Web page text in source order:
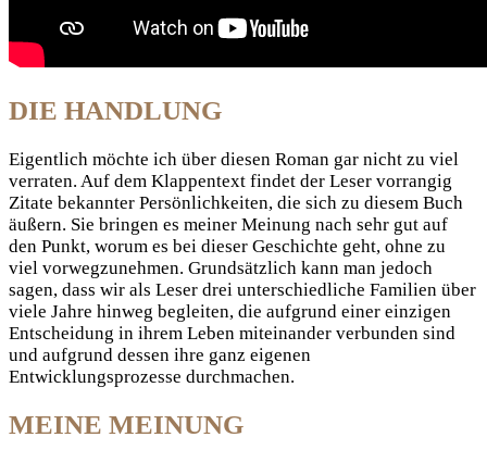
DIE HANDLUNG
Eigentlich möchte ich über diesen Roman gar nicht zu viel
verraten. Auf dem Klappentext findet der Leser vorrangig
Zitate bekannter Persönlichkeiten, die sich zu diesem Buch
äußern. Sie bringen es meiner Meinung nach sehr gut auf
den Punkt, worum es bei dieser Geschichte geht, ohne zu
viel vorwegzunehmen. Grundsätzlich kann man jedoch
sagen, dass wir als Leser drei unterschiedliche Familien über
viele Jahre hinweg begleiten, die aufgrund einer einzigen
Entscheidung in ihrem Leben miteinander verbunden sind
und aufgrund dessen ihre ganz eigenen
Entwicklungsprozesse durchmachen.
MEINE MEINUNG